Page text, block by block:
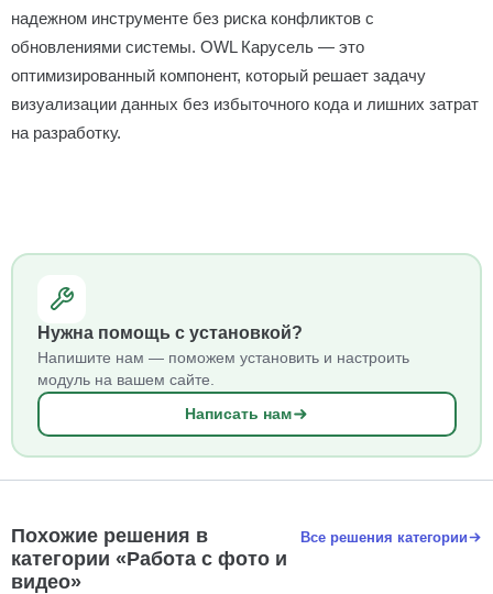
надежном инструменте без риска конфликтов с
обновлениями системы. OWL Карусель — это
оптимизированный компонент, который решает задачу
визуализации данных без избыточного кода и лишних затрат
на разработку.
Нужна помощь с установкой?
Напишите нам — поможем установить и настроить
модуль на вашем сайте.
Написать нам
Похожие решения в
категории «Работа с фото и
видео»
Все решения категории